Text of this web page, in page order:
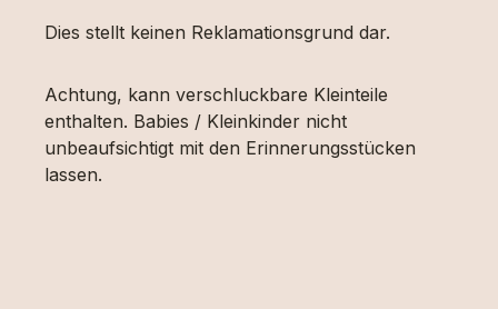
Dies stellt keinen Reklamationsgrund dar.
Achtung, kann verschluckbare Kleinteile
enthalten. Babies / Kleinkinder nicht
unbeaufsichtigt mit den Erinnerungsstücken
lassen.